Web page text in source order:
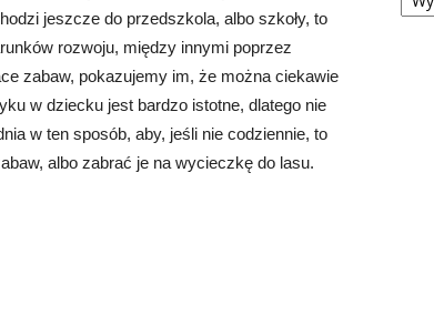
jeszcze do przedszkola, albo szkoły, to
rozwoju, między innymi poprzez
zabaw, pokazujemy im, że można ciekawie
w dziecku jest bardzo istotne, dlatego nie
w ten sposób, aby, jeśli nie codziennie, to
albo zabrać je na wycieczkę do lasu.